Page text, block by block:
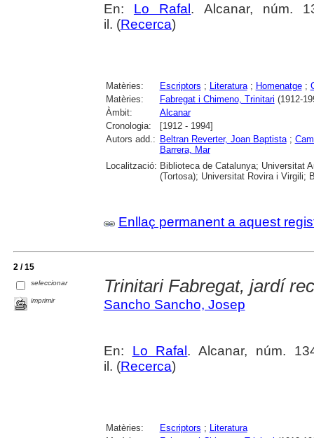
En: Lo Rafal . Alcanar, núm.
il. (Recerca)
Matèries: Escriptors ; Literatura; Homenatge;
Matèries:
Fabregat i Chimeno, Trinitari (1912-
Àmbit:
Alcanar
Cronologia:
[1912 - 1994]
Autors add.: Beltran Reverter, Joan Baptista;
Barrera, Mar
Localització: Biblioteca de Catalunya; Universitat
(Tortosa); Universitat Rovira i Virgili;
Enllaç permanent a aquest
2 / 15
seleccionar
imprimir
Trinitari Fabregat, jardí
Sancho Sancho, Josep
En: Lo Rafal . Alcanar, núm.
il. (Recerca)
Matèries: Escriptors ; Literatura